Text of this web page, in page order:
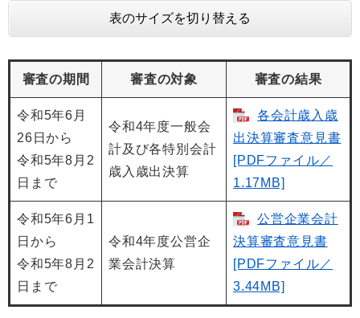
表のサイズを切り替える
審査の期間 審査の対象 審査の結果
令和5年6月
26日から
令和5年8月2
日まで
令和4年度一般会
計及び各特別会計
歳入歳出決算
各会計歳入歳
出決算審査意見書
[PDFファイル／
1.17MB]
令和5年6月1
日から
令和5年8月2
日まで
令和4年度公営企
業会計決算
公営企業会計
決算審査意見書
[PDFファイル／
3.44MB]